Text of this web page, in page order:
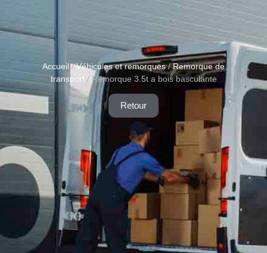
Accueil/Véhicules et remorques/Remorque de
transport/ Remorque 3.5t a bois basculante
Retour